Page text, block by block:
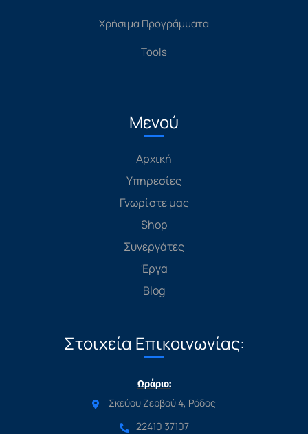
Χρήσιμα Προγράμματα
Tools
Μενού
Αρχική
Υπηρεσίες
Γνωρίστε μας
Shop
Συνεργάτες
Έργα
Blog
Στοιχεία Επικοινωνίας:
Ωράριο:
Σκεύου Ζερβού 4, Ρόδος
22410 37107